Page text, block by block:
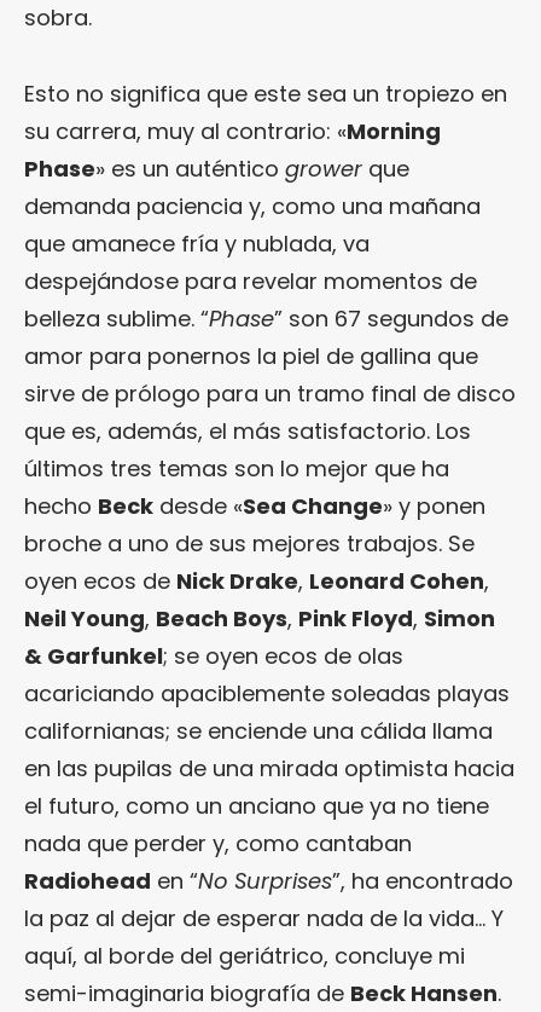
sobra.
Esto no significa que este sea un tropiezo en
su carrera, muy al contrario: «Morning
Phase» es un auténtico grower que
demanda paciencia y, como una mañana
que amanece fría y nublada, va
despejándose para revelar momentos de
belleza sublime. “Phase” son 67 segundos de
amor para ponernos la piel de gallina que
sirve de prólogo para un tramo final de disco
que es, además, el más satisfactorio. Los
últimos tres temas son lo mejor que ha
hecho Beck desde «Sea Change» y ponen
broche a uno de sus mejores trabajos. Se
oyen ecos de Nick Drake, Leonard Cohen,
Neil Young, Beach Boys, Pink Floyd, Simon
& Garfunkel; se oyen ecos de olas
acariciando apaciblemente soleadas playas
californianas; se enciende una cálida llama
en las pupilas de una mirada optimista hacia
el futuro, como un anciano que ya no tiene
nada que perder y, como cantaban
Radiohead en “No Surprises”, ha encontrado
la paz al dejar de esperar nada de la vida… Y
aquí, al borde del geriátrico, concluye mi
semi-imaginaria biografía de Beck Hansen.